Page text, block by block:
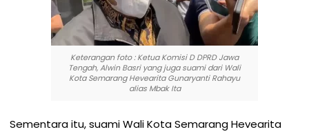
Keterangan foto : Ketua Komisi D DPRD Jawa
Tengah, Alwin Basri yang juga suami dari Wali
Kota Semarang Hevearita Gunaryanti Rahayu
alias Mbak Ita
Sementara itu, suami Wali Kota Semarang Hevearita